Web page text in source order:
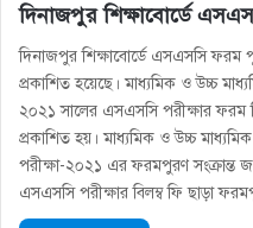
দিনাজপুর শিক্ষাবোর্ডে
দিনাজপুর শিক্ষাবোর্ডে এসএসসি ফরম
প্রকাশিত হয়েছে। মাধ্যমিক ও উচ্চ
২০২১ সালের এসএসসি পরীক্ষার ফরম
প্রকাশিত হয়। মাধ্যমিক ও উচ্চ
পরীক্ষা-২০২১ এর ফরমপুরণ সংক্রান্ত
এসএসসি পরীক্ষার বিলম্ব ফি ছাড়া